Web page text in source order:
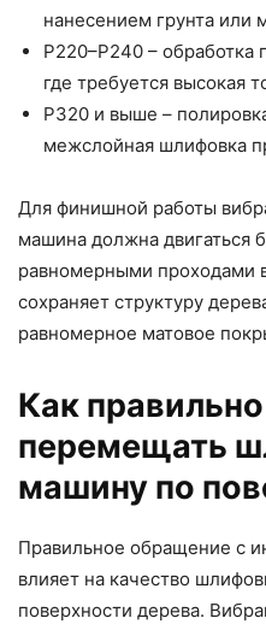
нанесением грунта или
P220–P240 – обработка
где требуется высокая
P320 и выше –
межслойная шлифовка
Для финишной работы
машина должна двигаться
равномерными проходами
сохраняет структуру
равномерное матовое
Как
перемещать
машину по
Правильное обращение с
влияет на качество
поверхности дерева.